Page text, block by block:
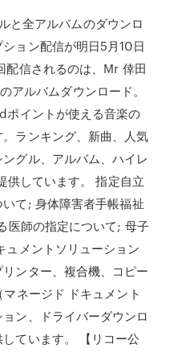
と全アルバムのダウンロ
ョン配信が明日5月10日
配信されるのは、Mr 倖田
ルバムダウンロード。
ポイントが使える音楽の
ランキング、新曲、人気
グル、アルバム、ハイレ
供しています。 指定自立
て; 身体障害者手帳福祉
医師の指定について; 母子
ュメントソリューション
ンター、複合機、コピー
ネージド ドキュメント
ン、ドライバーダウンロ
ています。 【リコー公